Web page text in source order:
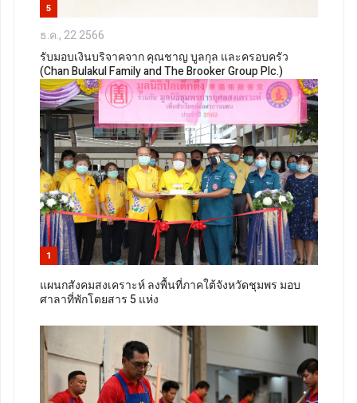
5
ธ.ค., 22 2566
รับมอบเงินบริจาคจาก คุณชาญ บูลกุล และครอบครัว
(Chan Bulakul Family and The Brooker Group Plc.)
1
แผนกสังคมสงเคราะห์ ลงพื้นที่ภาคใต้จังหวัดชุมพร มอบ
ศาลาที่พักโดยสาร 5 แห่ง